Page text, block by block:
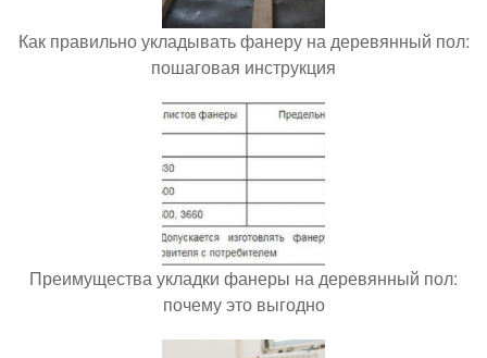
Как правильно укладывать фанеру на деревянный пол:
пошаговая инструкция
Преимущества укладки фанеры на деревянный пол:
почему это выгодно